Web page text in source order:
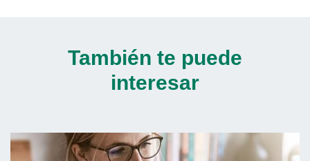
También te puede
interesar